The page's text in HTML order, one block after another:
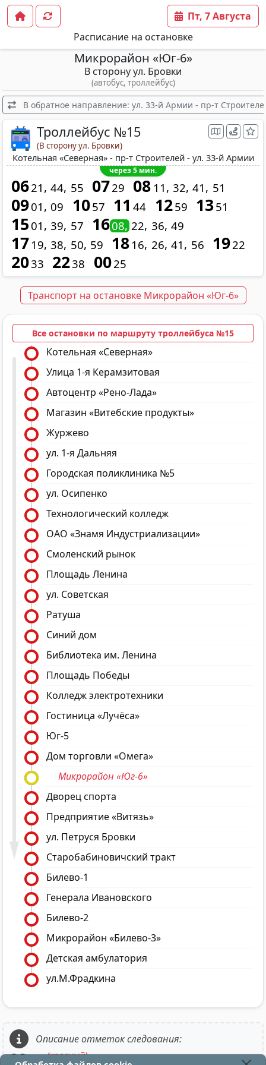
Расписание на остановке
Пт, 7 Августа
Микрорайон «Юг-6»
В сторону ул. Бровки
(автобус, троллейбус)
В обратное направление: ул. 33-й Армии - пр-т
Троллейбус №15
(В сторону ул. Бровки)
Котельная «Северная» - пр-т Строителей - ул. 33-й Армии
через 5 мин.
0621 44 55 0729 08 11 32 41 51
0901 09 1057 11 44 1259 1351
15 01 39 57 1608 22 36 49
17 19 38 50 59 18 16 26 41 56 1922
2033 2238 0025
Транспорт на остановке Микрорайон «Юг-6»
Все остановки по маршруту троллейбуса №15
Котельная «Северная»
Улица 1-я Керамзитовая
Автоцентр «Рено-Лада»
Магазин «Витебские продукты»
Журжево
ул. 1-я Дальняя
Городская поликлиника №5
ул. Осипенко
Технологический колледж
ОАО «Знамя Индустриализации»
Смоленский рынок
Площадь Ленина
ул. Советская
Ратуша
Синий дом
Библиотека им. Ленина
Площадь Победы
Колледж электротехники
Гостиница «Лучёса»
Юг-5
Дом торговли «Омега»
Микрорайон «Юг-6»
Дворец спорта
Предприятие «Витязь»
ул. Петруся Бровки
Старобабиновичский тракт
Билево-1
Генерала Ивановского
Билево-2
Микрорайон «Билево-3»
Детская амбулатория
ул.М.Фрадкина
Описание отметок следования:
09 12(красный) - в парк;